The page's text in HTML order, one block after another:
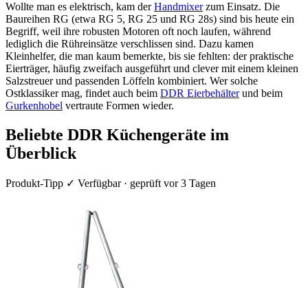
Wollte man es elektrisch, kam derHandmixerzum Einsatz. Die
Baureihen RG (etwa RG 5, RG 25 und RG 28s) sind bis heute ein
Begriff, weil ihre robusten Motoren oft noch laufen, während
lediglich die Rühreinsätze verschlissen sind. Dazu kamen
Kleinhelfer, die man kaum bemerkte, bis sie fehlten: der praktische
Eierträger, häufig zweifach ausgeführt und clever mit einem kleinen
Salzstreuer und passenden Löffeln kombiniert. Wer solche
Ostklassiker mag, findet auch beim DDR Eierbehälterund beim
Gurkenhobel vertraute Formen wieder.
Beliebte DDR Küchengeräte im
Überblick
Produkt-Tipp ✓ Verfügbar · geprüft vor 3 Tagen